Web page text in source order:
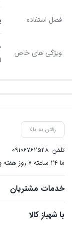
فصل استفاده
ویژگی های خاص
رفتن به بالا
تلفن 09106762528
ما ۲۴ ساعته ۷ روز هفته پاسخگوی شما هستیم.
خدمات مشتریان
با شهباز کالا